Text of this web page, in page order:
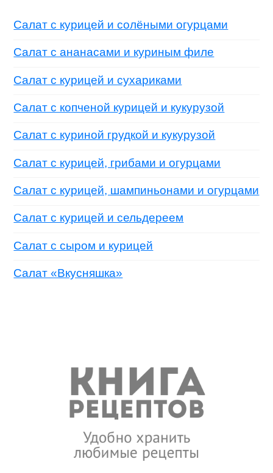
Салат с курицей и солёными огурцами
Салат с ананасами и куриным филе
Салат с курицей и сухариками
Салат с копченой курицей и кукурузой
Салат с куриной грудкой и кукурузой
Салат с курицей, грибами и огурцами
Салат с курицей, шампиньонами и огурцами
Салат с курицей и сельдереем
Салат с сыром и курицей
Салат «Вкусняшка»